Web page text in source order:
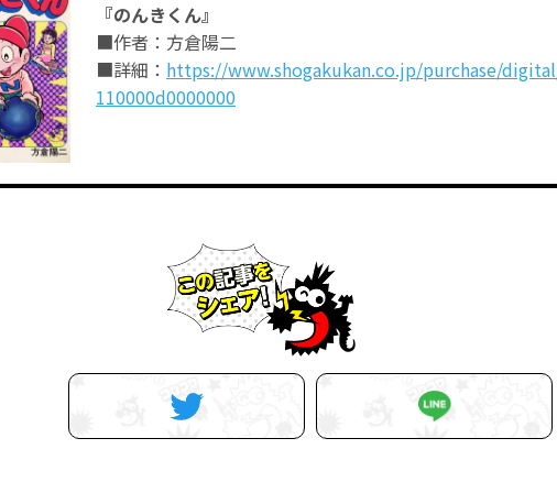
『のんきくん』
■作者：方倉陽二
■詳細： https://www.shogakukan.co.jp/purchase/
110000d0000000